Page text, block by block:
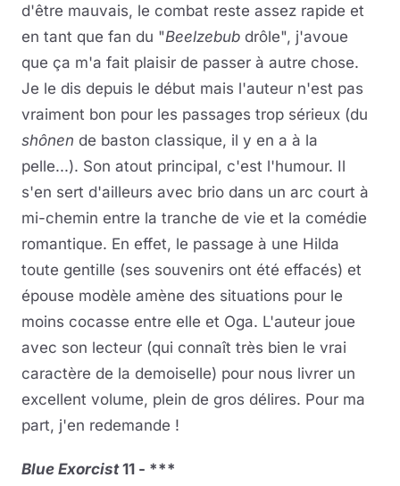
d'être mauvais, le combat reste assez rapide et
en tant que fan du "Beelzebub drôle", j'avoue
que ça m'a fait plaisir de passer à autre chose.
Je le dis depuis le début mais l'auteur n'est pas
vraiment bon pour les passages trop sérieux (du
shônen de baston classique, il y en a à la
pelle...). Son atout principal, c'est l'humour. Il
s'en sert d'ailleurs avec brio dans un arc court à
mi-chemin entre la tranche de vie et la comédie
romantique. En effet, le passage à une Hilda
toute gentille (ses souvenirs ont été effacés) et
épouse modèle amène des situations pour le
moins cocasse entre elle et Oga. L'auteur joue
avec son lecteur (qui connaît très bien le vrai
caractère de la demoiselle) pour nous livrer un
excellent volume, plein de gros délires. Pour ma
part, j'en redemande !
Blue Exorcist11 - ***